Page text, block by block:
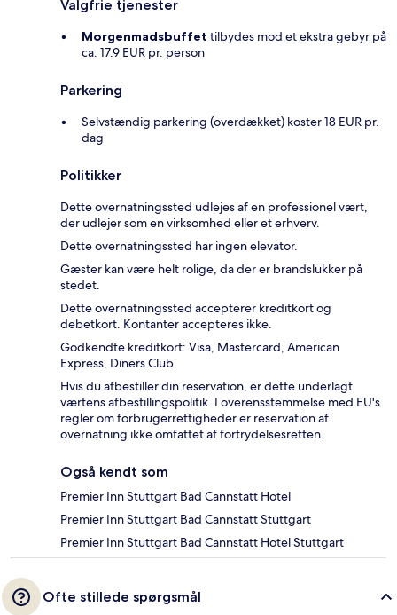
Valgfrie tjenester
Morgenmadsbuffet tilbydes mod et ekstra gebyr på
ca. 17.9 EUR pr. person
Parkering
Selvstændig parkering (overdækket) koster 18 EUR pr.
dag
Politikker
Dette overnatningssted udlejes af en professionel vært,
der udlejer som en virksomhed eller et erhverv.
Dette overnatningssted har ingen elevator.
Gæster kan være helt rolige, da der er brandslukker på
stedet.
Dette overnatningssted accepterer kreditkort og
debetkort. Kontanter accepteres ikke.
Godkendte kreditkort: Visa, Mastercard, American
Express, Diners Club
Hvis du afbestiller din reservation, er dette underlagt
værtens afbestillingspolitik. I overensstemmelse med EU's
regler om forbrugerrettigheder er reservation af
overnatning ikke omfattet af fortrydelsesretten.
Også kendt som
Premier Inn Stuttgart Bad Cannstatt Hotel
Premier Inn Stuttgart Bad Cannstatt Stuttgart
Premier Inn Stuttgart Bad Cannstatt Hotel Stuttgart
Ofte stillede spørgsmål